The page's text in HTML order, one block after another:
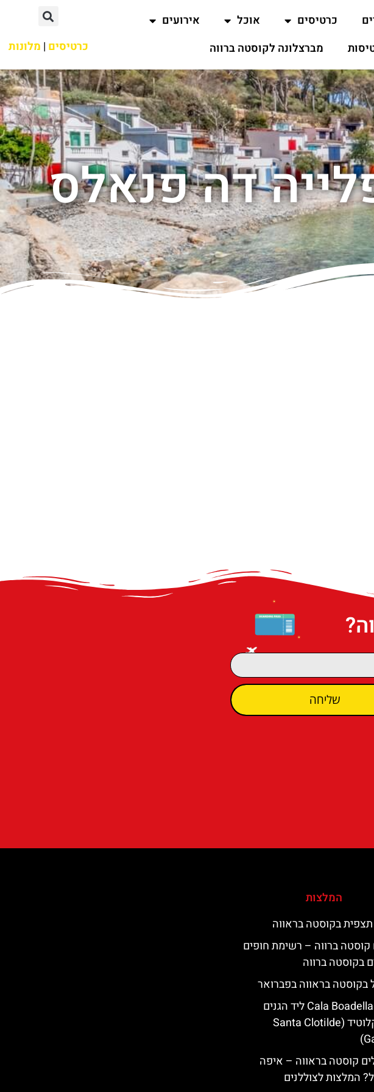
כרטיסים אוכל
אירועים
מברצלונה לקוסטה ברווה כרטיסים | מלונות
דה פנאלס
שליחה
המלצות
תצפית בקוסטה בראווה
קוסטה ברווה – רשימת חופים
בקוסטה ברווה
בקוסטה בראווה בפברואר
חוף ים Cala Boadella ליד הגנים
סנטה קלוטיד (Santa Clotilde
קוסטה בראווה – איפה
המלצות לצוללנים